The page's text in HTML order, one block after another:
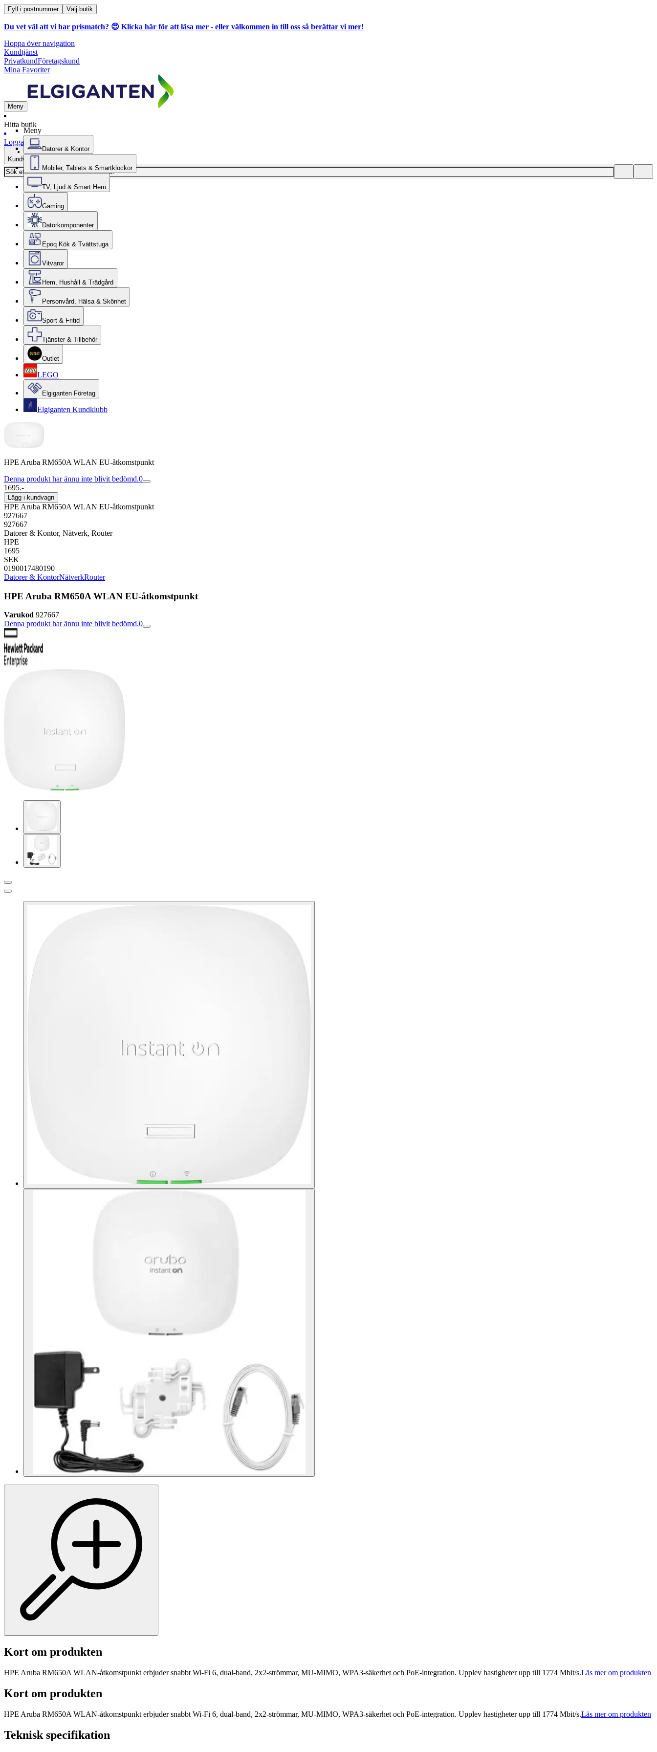
Fyll i postnummer Välj butik
Du vet väl att vi har prismatch? 😍 Klicka här för att läsa mer - eller välkommen in till oss så berättar vi mer!
Hoppa över navigation
Kundtjänst
PrivatkundFöretagskund
Mina Favoriter
Meny
Hitta butik
Logga in
Kundvagn
Meny
Datorer & Kontor
Mobiler, Tablets & Smartklockor
TV, Ljud & Smart Hem
Gaming
Datorkomponenter
Epoq Kök & Tvättstuga
Vitvaror
Hem, Hushåll & Trädgård
Personvård, Hälsa & Skönhet
Sport & Fritid
Tjänster & Tillbehör
Outlet
LEGO
Elgiganten Företag
Elgiganten Kundklubb
HPE Aruba RM650A WLAN EU-åtkomstpunkt
Denna produkt har ännu inte blivit bedömd.0
1695.-
Lägg i kundvagn
HPE Aruba RM650A WLAN EU-åtkomstpunkt
927667
927667
Datorer & Kontor, Nätverk, Router
HPE
1695
SEK
0190017480190
Datorer & KontorNätverkRouter
HPE Aruba RM650A WLAN EU-åtkomstpunkt
Varukod 927667
Denna produkt har ännu inte blivit bedömd.0
Kort om produkten
HPE Aruba RM650A WLAN-åtkomstpunkt erbjuder snabbt Wi-Fi 6, dual-band, 2x2-strömmar, MU-MIMO, WPA3-säkerhet och PoE-integration. Upplev hastigheter upp till 1774 Mbit/s.Läs mer om produkten
Kort om produkten
HPE Aruba RM650A WLAN-åtkomstpunkt erbjuder snabbt Wi-Fi 6, dual-band, 2x2-strömmar, MU-MIMO, WPA3-säkerhet och PoE-integration. Upplev hastigheter upp till 1774 Mbit/s.Läs mer om produkten
Teknisk specifikation